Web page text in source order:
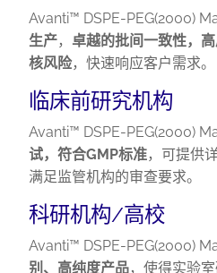
Avanti™ DSPE-PEG(2000)
生产， 卓越的批间一致性，
核风险，快速响应客户需求。
临床前研究机构
Avanti™ DSPE-PEG(2000)
试，符合GMP标准，可提供
满足监管机构的审查要求。
科研机构/高校
Avanti™ DSPE-PEG(2000)
别、高纯度产品，使得实验